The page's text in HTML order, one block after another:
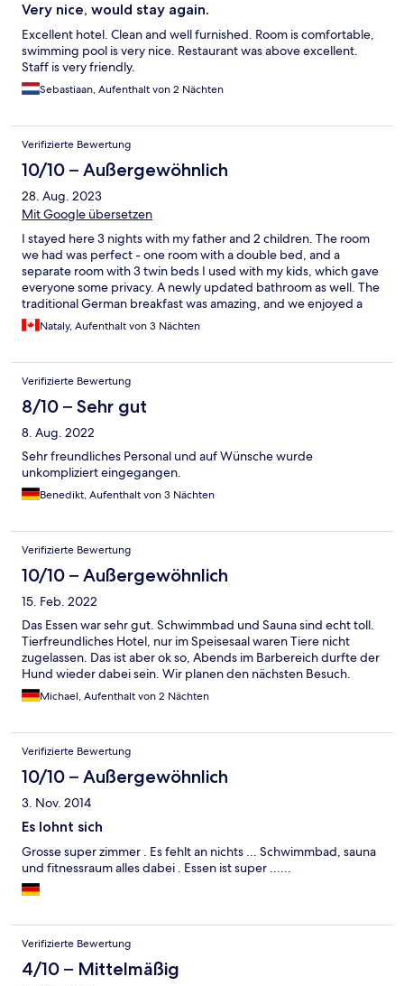
Very nice, would stay again.
Excellent hotel. Clean and well furnished. Room is comfortable,
swimming pool is very nice. Restaurant was above excellent.
Staff is very friendly.
Sebastiaan, Aufenthalt von 2 Nächten
Verifizierte Bewertung
10/10 – Außergewöhnlich
28. Aug. 2023
Mit Google übersetzen
I stayed here 3 nights with my father and 2 children. The room
we had was perfect - one room with a double bed, and a
separate room with 3 twin beds I used with my kids, which gave
everyone some privacy. A newly updated bathroom as well. The
traditional German breakfast was amazing, and we enjoyed a
delicious dinner in the restaurant as well. Service and cleanliness
were fantastic - I would definitely recommend this hotel to
Nataly, Aufenthalt von 3 Nächten
Verifizierte Bewertung
8/10 – Sehr gut
8. Aug. 2022
Sehr freundliches Personal und auf Wünsche wurde
unkompliziert eingegangen.
Benedikt, Aufenthalt von 3 Nächten
Verifizierte Bewertung
10/10 – Außergewöhnlich
15. Feb. 2022
Das Essen war sehr gut. Schwimmbad und Sauna sind echt toll.
Tierfreundliches Hotel, nur im Speisesaal waren Tiere nicht
zugelassen. Das ist aber ok so, Abends im Barbereich durfte der
Hund wieder dabei sein. Wir planen den nächsten Besuch.
Michael, Aufenthalt von 2 Nächten
Verifizierte Bewertung
10/10 – Außergewöhnlich
3. Nov. 2014
Es lohnt sich
Grosse super zimmer . Es fehlt an nichts ... Schwimmbad, sauna
und fitnessraum alles dabei . Essen ist super ......
Verifizierte Bewertung
4/10 – Mittelmäßig